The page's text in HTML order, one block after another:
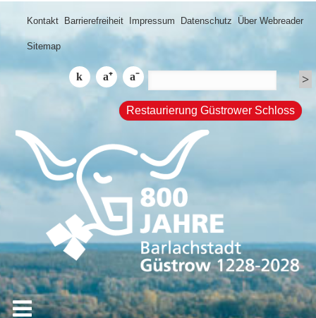
Kontakt Barrierefreiheit Impressum Datenschutz Über Webreader
Sitemap
Restaurierung Güstrower Schloss